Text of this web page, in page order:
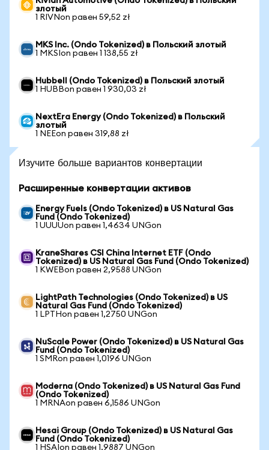
злотый
1 RIVNon равен 59,52 zł
MKS Inc. (Ondo Tokenized) в Польский злотый
1 MKSIon равен 1 138,55 zł
Hubbell (Ondo Tokenized) в Польский злотый
1 HUBBon равен 1 930,03 zł
NextEra Energy (Ondo Tokenized) в Польский
злотый
1 NEEon равен 319,88 zł
Изучите больше вариантов конвертации
Расширенные конвертации активов
Energy Fuels (Ondo Tokenized) в US Natural Gas
Fund (Ondo Tokenized)
1 UUUUon равен 1,4634 UNGon
KraneShares CSI China Internet ETF (Ondo
Tokenized) в US Natural Gas Fund (Ondo Tokenized)
1 KWEBon равен 2,9588 UNGon
LightPath Technologies (Ondo Tokenized) в US
Natural Gas Fund (Ondo Tokenized)
1 LPTHon равен 1,2750 UNGon
NuScale Power (Ondo Tokenized) в US Natural Gas
Fund (Ondo Tokenized)
1 SMRon равен 1,0196 UNGon
Moderna (Ondo Tokenized) в US Natural Gas Fund
(Ondo Tokenized)
1 MRNAon равен 6,1586 UNGon
Hesai Group (Ondo Tokenized) в US Natural Gas
Fund (Ondo Tokenized)
1 HSAIon равен 1,9887 UNGon